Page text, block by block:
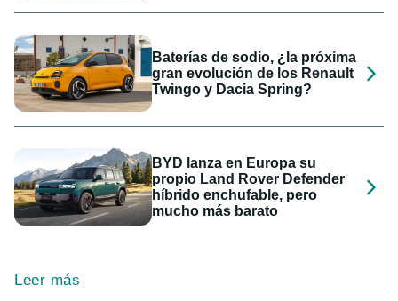
Baterías de sodio, ¿la próxima
gran evolución de los Renault
Twingo y Dacia Spring?
BYD lanza en Europa su
propio Land Rover Defender
híbrido enchufable, pero
mucho más barato
Leer más